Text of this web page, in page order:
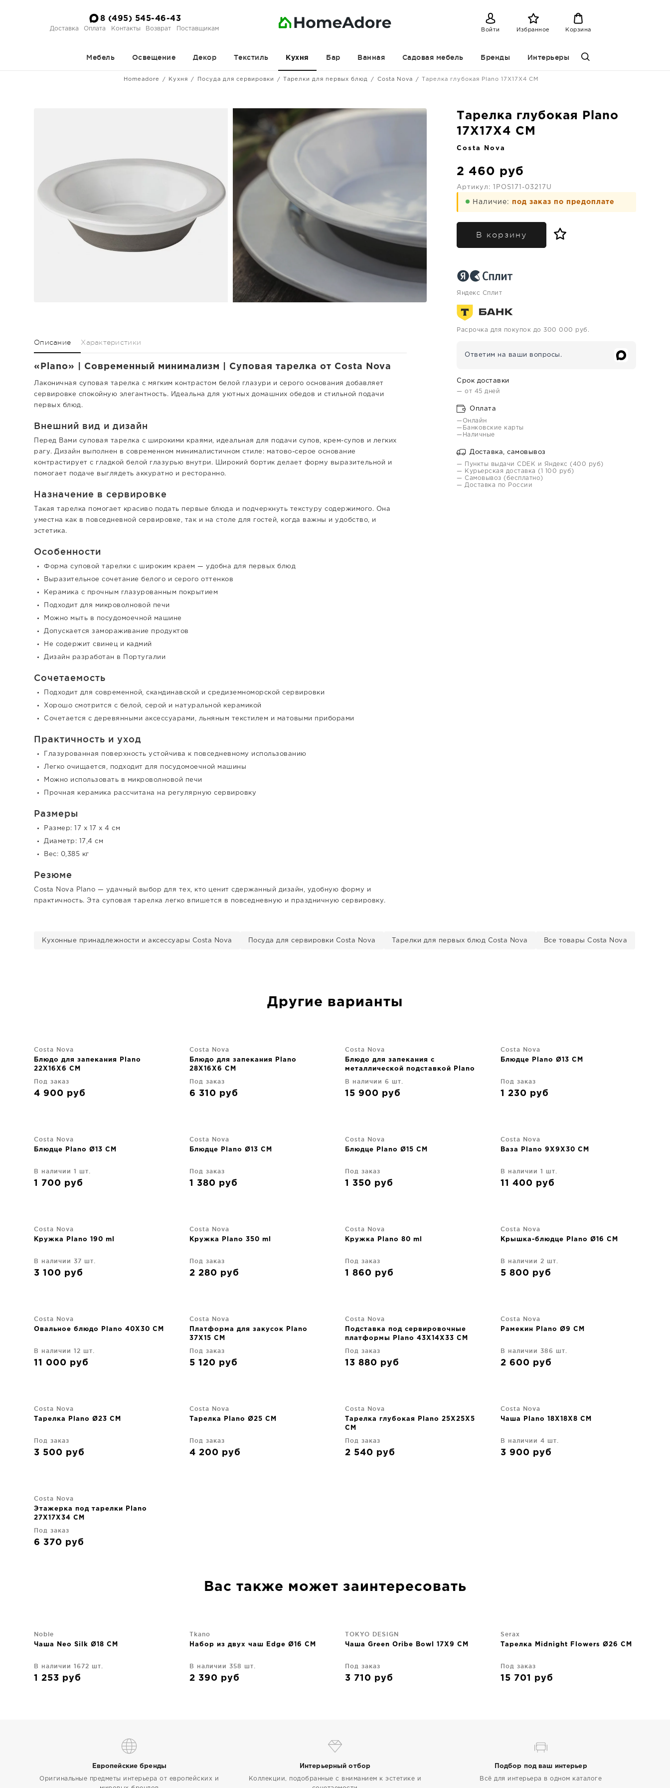
8 (495) 545-46-43
Доставка Оплата Контакты Возврат Поставщикам Войти Избранное Корзина
Мебель Освещение Декор Текстиль Кухня Бар Ванная Садовая мебель Бренды Интерьеры
Homeadore Кухня Посуда для сервировки Тарелки для первых блюд Costa Nova Тарелка глубокая Plano 17X17X4 CM
Тарелка глубокая Plano
17X17X4 CM
Costa Nova
2 460 руб
Артикул: 1POS171-03217U
Наличие: под заказ по предоплате
В корзину
Яндекс Сплит
Расрочка для покупок до 300 000 руб.
Ответим на ваши вопросы.
Срок доставки
— от 45 дней
Оплата
—Онлайн
—Банковские карты
—Наличные
Доставка, самовывоз
— Пункты выдачи CDEK и Яндекс (400 руб)
— Курьерская доставка (1 100 руб)
— Самовывоз (бесплатно)
— Доставка по России
Описание Характеристики
«Plano» | Современный минимализм | Суповая тарелка от Costa Nova
Лаконичная суповая тарелка с мягким контрастом белой глазури и серого основания добавляет
сервировке спокойную элегантность. Идеальна для уютных домашних обедов и стильной подачи
первых блюд.
Внешний вид и дизайн
Перед Вами суповая тарелка с широкими краями, идеальная для подачи супов, крем-супов и легких
рагу. Дизайн выполнен в современном минималистичном стиле: матово-серое основание
контрастирует с гладкой белой глазурью внутри. Широкий бортик делает форму выразительной и
помогает подаче выглядеть аккуратно и ресторанно.
Назначение в сервировке
Такая тарелка помогает красиво подать первые блюда и подчеркнуть текстуру содержимого. Она
уместна как в повседневной сервировке, так и на столе для гостей, когда важны и удобство, и
эстетика.
Особенности
Форма суповой тарелки с широким краем — удобна для первых блюд
Выразительное сочетание белого и серого оттенков
Керамика с прочным глазурованным покрытием
Подходит для микроволновой печи
Можно мыть в посудомоечной машине
Допускается замораживание продуктов
Не содержит свинец и кадмий
Дизайн разработан в Португалии
Сочетаемость
Подходит для современной, скандинавской и средиземноморской сервировки
Хорошо смотрится с белой, серой и натуральной керамикой
Сочетается с деревянными аксессуарами, льняным текстилем и матовыми приборами
Практичность и уход
Глазурованная поверхность устойчива к повседневному использованию
Легко очищается, подходит для посудомоечной машины
Можно использовать в микроволновой печи
Прочная керамика рассчитана на регулярную сервировку
Размеры
Размер: 17 x 17 x 4 см
Диаметр: 17,4 см
Вес: 0,385 кг
Резюме
Costa Nova Plano — удачный выбор для тех, кто ценит сдержанный дизайн, удобную форму и
практичность. Эта суповая тарелка легко впишется в повседневную и праздничную сервировку.
Кухонные принадлежности и аксессуары Costa Nova Посуда для сервировки Costa Nova Тарелки для первых блюд Costa Nova Все товары Costa Nova
Другие варианты
Costa Nova
Блюдо для запекания Plano
22X16X6 CM
Под заказ
4 900 руб
Costa Nova
Блюдо для запекания Plano
28X16X6 CM
Под заказ
6 310 руб
Costa Nova
Блюдо для запекания с
металлической подставкой Plano
В наличии 6 шт.
15 900 руб
Costa Nova
Блюдце Plano Ø13 CM
Под заказ
1 230 руб
Costa Nova
Блюдце Plano Ø13 CM
В наличии 1 шт.
1 700 руб
Costa Nova
Блюдце Plano Ø13 CM
Под заказ
1 380 руб
Costa Nova
Блюдце Plano Ø15 CM
Под заказ
1 350 руб
Costa Nova
Ваза Plano 9X9X30 CM
В наличии 1 шт.
11 400 руб
Costa Nova
Кружка Plano 190 ml
В наличии 37 шт.
3 100 руб
Costa Nova
Кружка Plano 350 ml
Под заказ
2 280 руб
Costa Nova
Кружка Plano 80 ml
Под заказ
1 860 руб
Costa Nova
Крышка-блюдце Plano Ø16 CM
В наличии 2 шт.
5 800 руб
Costa Nova
Овальное блюдо Plano 40X30 CM
В наличии 12 шт.
11 000 руб
Costa Nova
Платформа для закусок Plano
37X15 CM
Под заказ
5 120 руб
Costa Nova
Подставка под сервировочные
платформы Plano 43X14X33 CM
Под заказ
13 880 руб
Costa Nova
Рамекин Plano Ø9 CM
В наличии 386 шт.
2 600 руб
Costa Nova
Тарелка Plano Ø23 CM
Под заказ
3 500 руб
Costa Nova
Тарелка Plano Ø25 CM
Под заказ
4 200 руб
Costa Nova
Тарелка глубокая Plano 25X25X5
CM
Под заказ
2 540 руб
Costa Nova
Чаша Plano 18X18X8 CM
В наличии 4 шт.
3 900 руб
Costa Nova
Этажерка под тарелки Plano
27X17X34 CM
Под заказ
6 370 руб
Вас также может заинтересовать
Noble
Чаша Neo Silk Ø18 CM
В наличии 1672 шт.
1 253 руб
Tkano
Набор из двух чаш Edge Ø16 CM
В наличии 358 шт.
2 390 руб
TOKYO DESIGN
Чаша Green Oribe Bowl 17X9 CM
Под заказ
3 710 руб
Serax
Тарелка Midnight Flowers Ø26 CM
Под заказ
15 701 руб
Европейские бренды
Оригинальные предметы интерьера от европейских и
Интерьерный отбор
Коллекции, подобранные с вниманием к эстетике и
Подбор под ваш интерьер
Всё для интерьера в одном каталоге